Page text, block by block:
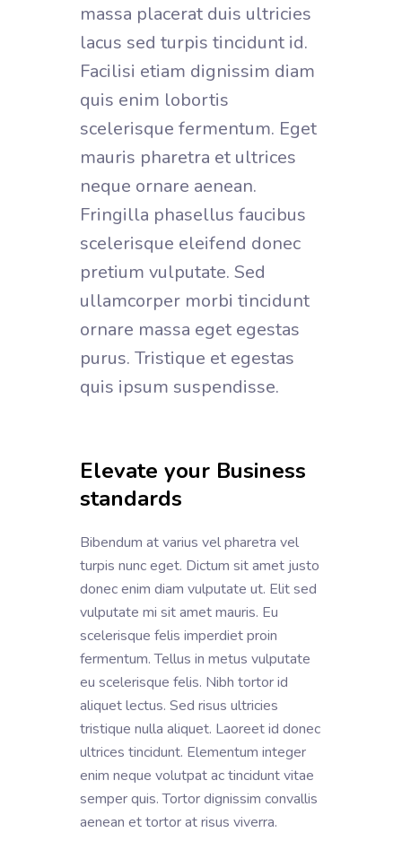
massa placerat duis ultricies
lacus sed turpis tincidunt id.
Facilisi etiam dignissim diam
quis enim lobortis
scelerisque fermentum. Eget
mauris pharetra et ultrices
neque ornare aenean.
Fringilla phasellus faucibus
scelerisque eleifend donec
pretium vulputate. Sed
ullamcorper morbi tincidunt
ornare massa eget egestas
purus. Tristique et egestas
quis ipsum suspendisse.
Elevate your Business
standards
Bibendum at varius vel pharetra vel
turpis nunc eget. Dictum sit amet justo
donec enim diam vulputate ut. Elit sed
vulputate mi sit amet mauris. Eu
scelerisque felis imperdiet proin
fermentum. Tellus in metus vulputate
eu scelerisque felis. Nibh tortor id
aliquet lectus. Sed risus ultricies
tristique nulla aliquet. Laoreet id donec
ultrices tincidunt. Elementum integer
enim neque volutpat ac tincidunt vitae
semper quis. Tortor dignissim convallis
aenean et tortor at risus viverra.